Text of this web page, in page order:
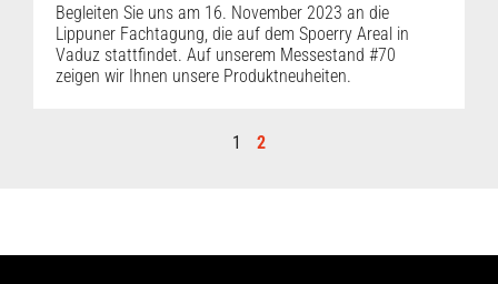
Begleiten Sie uns am 16. November 2023 an die
Lippuner Fachtagung, die auf dem Spoerry Areal in
Vaduz stattfindet. Auf unserem Messestand #70
zeigen wir Ihnen unsere Produktneuheiten.
1 2